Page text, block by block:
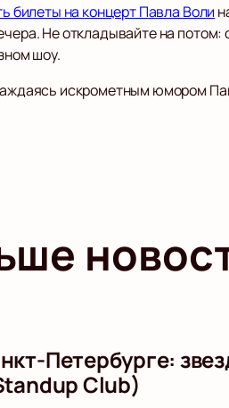
билеты на концерт Павла Воли
Не откладывайте на
шоу.
искрометным юмором
Петербурге:
Club)